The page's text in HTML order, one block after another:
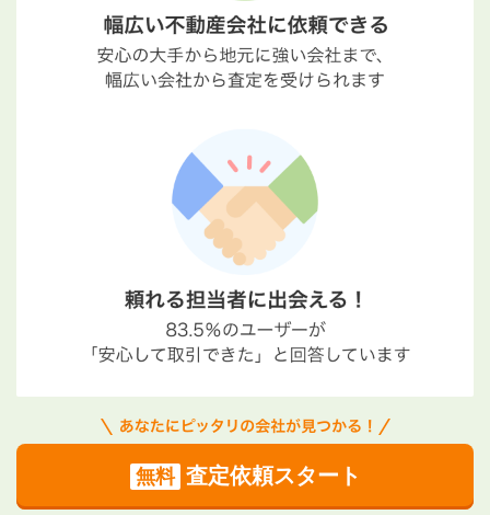
無料 査定依頼スタート